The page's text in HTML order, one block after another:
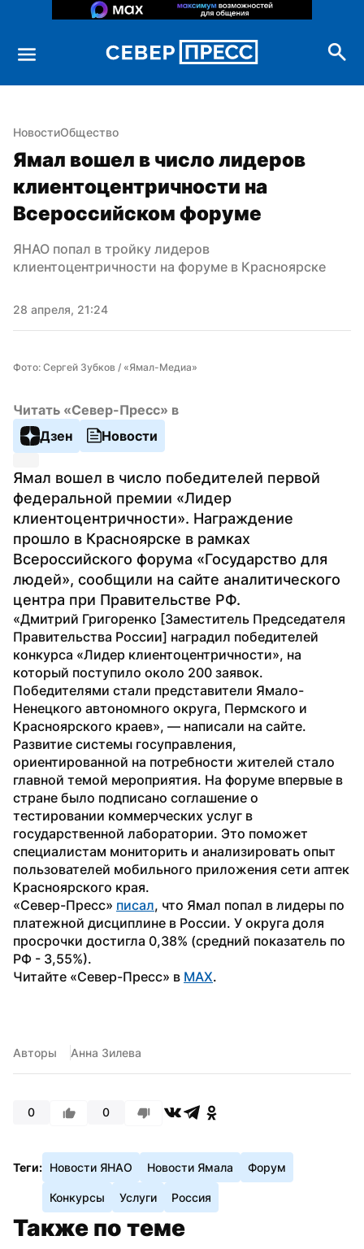
НовостиОбщество
Ямал вошел в число лидеров
клиентоцентричности на
Всероссийском форуме
ЯНАО попал в тройку лидеров
клиентоцентричности на форуме в Красноярске
28 апреля, 21:24
Фото: Сергей Зубков / «Ямал-Медиа»
Читать «Север-Пресс» в
Дзен
Новости
Ямал вошел в число победителей первой
федеральной премии «Лидер
клиентоцентричности». Награждение
прошло в Красноярске в рамках
Всероссийского форума «Государство для
людей», сообщили на сайте аналитического
центра при Правительстве РФ.
«Дмитрий Григоренко [Заместитель Председателя
Правительства России] наградил победителей
конкурса «Лидер клиентоцентричности», на
который поступило около 200 заявок.
Победителями стали представители Ямало-
Ненецкого автономного округа, Пермского и
Красноярского краев», — написали на сайте.
Развитие системы госуправления,
ориентированной на потребности жителей стало
главной темой мероприятия. На форуме впервые в
стране было подписано соглашение о
тестировании коммерческих услуг в
государственной лаборатории. Это поможет
специалистам мониторить и анализировать опыт
пользователей мобильного приложения сети аптек
Красноярского края.
«Север-Пресс» писал, что Ямал попал в лидеры по
платежной дисциплине в России. У округа доля
просрочки достигла 0,38% (средний показатель по
РФ - 3,55%).
Читайте «Север-Пресс» в MAX.
Авторы Анна Зилева
0 0
Теги: Новости ЯНАО Новости Ямала Форум
Конкурсы Услуги Россия
Также по теме